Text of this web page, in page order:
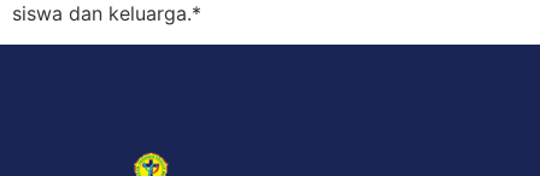
siswa dan keluarga.*